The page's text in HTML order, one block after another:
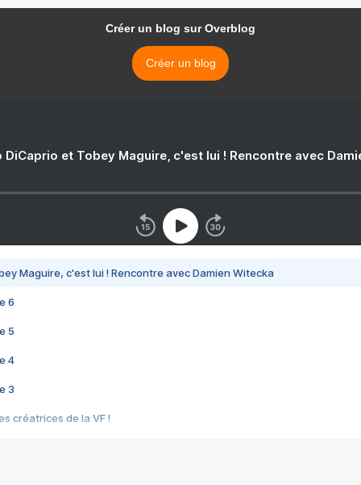
Créer un blog sur Overblog
Créer un blog
DiCaprio et Tobey Maguire, c'est lui ! Rencontre avec
Maguire, c'est lui ! Rencontre avec Damien Witecka
6
5
4
3
créatrices de la VF !